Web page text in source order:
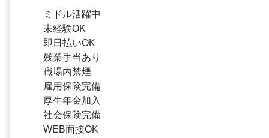
ミドル活躍中
未経験OK
即日払いOK
残業手当あり
職場内禁煙
雇用保険完備
厚生年金加入
社会保険完備
WEB面接OK